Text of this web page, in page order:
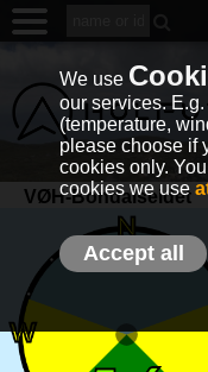
VØH-Bondalseidet
We use
our services.
(temperature,
please choose if
cookies only.
cookies we use
Accept all